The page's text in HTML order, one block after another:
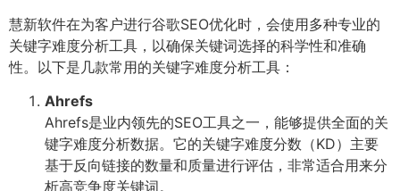
慧新软件在为客户进行谷歌SEO优化时，会使用多种专业的
关键字难度分析工具，以确保关键词选择的科学性和准确
性。以下是几款常用的关键字难度分析工具：
Ahrefs
Ahrefs是业内领先的SEO工具之一，能够提供全面的关
键字难度分析数据。它的关键字难度分数（KD）主要
基于反向链接的数量和质量进行评估，非常适合用来分
析高竞争度关键词。